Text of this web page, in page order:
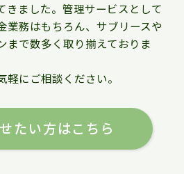
きました。管理サービスとして
業務はもちろん、サブリースや
まで数多く取り揃えておりま
にご相談ください。
たい方はこちら